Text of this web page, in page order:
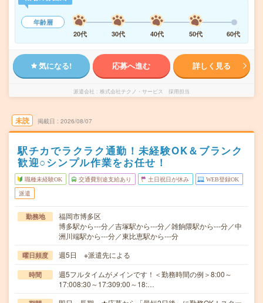
年齢層
20代
30代 40代 50代 60代
気になる! 応募へ進む 詳しく見る
派遣会社 株式会社テクノ・サービス 採用担当
未読 掲載日 2026/08/07
駅チカでラクラク通勤！未経験OK＆ブランク
歓迎○シンプル作業をお任せ！
職種未経験OK 交通費別途支給あり 土日祝日が休み WEB登録OK
派遣
勤務地
福岡市博多区
博多駅から---分／吉塚駅から---分／雑餉隈駅から---分／中
洲川端駅から---分／東比恵駅から---分
曜日頻度 週5日 ※派遣先による
時間
週5フルタイムがメインです！＜勤務時間の例＞8:00～
17:008:30～17:309:00～18:…